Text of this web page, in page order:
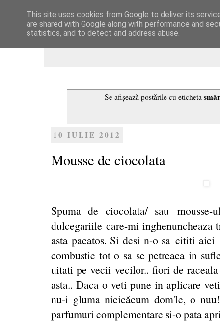
Dulcegarii culinare
Se afișează postările cu eticheta
10 IULIE 2012
Mousse de ciocolata
Spuma de ciocolata/ sau
dulcegariile care-mi inghenuncheaza
asta pacatos. Si desi n-o sa cititi
combustie tot o sa se petreaca in
uitati pe vecii vecilor.. fiori de
asta.. Daca o veti pune in aplicare
nu-i gluma nicicăcum dom'le, o
parfumuri complementare si-o pata
This site uses cookies from Google to deliver its
are shared with Google along with performance and
statistics, and to detect and address abuse.